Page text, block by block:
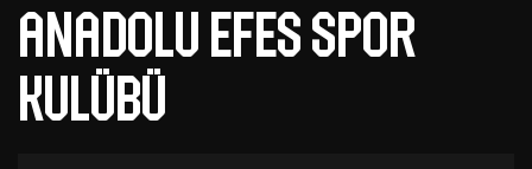
Anadolu Efes Spor
Kulübü